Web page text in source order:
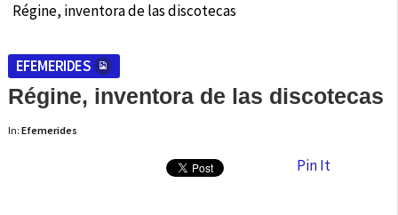
Régine, inventora de las discotecas
EFEMERIDES
Régine, inventora de las discotecas
In: Efemerides
Pin It